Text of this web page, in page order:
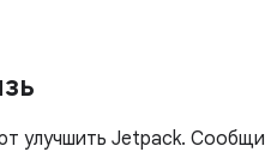
улучшить Jetpack.